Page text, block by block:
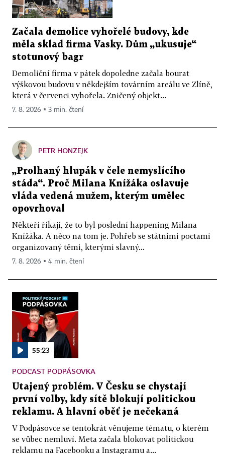
Začala demolice vyhořelé budovy, kde
měla sklad firma Vasky. Dům „ukusuje“
stotunový bagr
Demoliční firma v pátek dopoledne začala bourat
výškovou budovu v někdejším továrním areálu ve Zlíně,
která v červenci vyhořela. Zničený objekt...
7. 8. 2026 ▪ 3 min. čtení
PETR HONZEJK
„Prolhaný hlupák v čele nemyslícího
stáda“. Proč Milana Knížáka oslavuje
vláda vedená mužem, kterým umělec
opovrhoval
Někteří říkají, že to byl poslední happening Milana
Knížáka. A něco na tom je. Pohřeb se státními poctami
organizovaný těmi, kterými slavný...
7. 8. 2026 ▪ 4 min. čtení
55:23
PODCAST PODPÁSOVKA
Utajený problém. V Česku se chystají
první volby, kdy sítě blokují politickou
reklamu. A hlavní oběť je nečekaná
V Podpásovce se tentokrát věnujeme tématu, o kterém
se vůbec nemluví. Meta začala blokovat politickou
reklamu na Facebooku a Instagramu a...